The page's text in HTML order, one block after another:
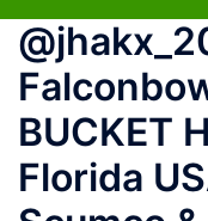
ス
BUCKET
Florida